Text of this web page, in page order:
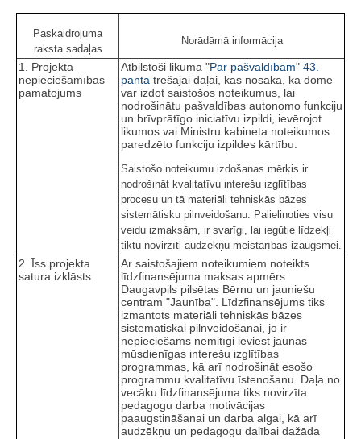
Paskaidrojuma
raksta sadaļas
Norādāmā informācija
1. Projekta
nepieciešamības
pamatojums
Atbilstoši likuma "Par pašvaldībām" 43.
panta trešajai daļai, kas nosaka, ka dome
var izdot saistošos noteikumus, lai
nodrošinātu pašvaldības autonomo funkciju
un brīvprātīgo iniciatīvu izpildi, ievērojot
likumos vai Ministru kabineta noteikumos
paredzēto funkciju izpildes kārtību.
Saistošo noteikumu izdošanas mērķis ir
nodrošināt kvalitatīvu interešu izglītības
procesu un tā materiāli tehniskās bāzes
sistemātisku pilnveidošanu. Palielinoties visu
veidu izmaksām, ir svarīgi, lai iegūtie līdzekļi
tiktu novirzīti audzēkņu meistarības izaugsmei.
2. Īss projekta
satura izklāsts
Ar saistošajiem noteikumiem noteikts
līdzfinansējuma maksas apmērs
Daugavpils pilsētas Bērnu un jauniešu
centram "Jaunība". Līdzfinansējums tiks
izmantots materiāli tehniskās bāzes
sistemātiskai pilnveidošanai, jo ir
nepieciešams nemitīgi ieviest jaunas
mūsdienīgas interešu izglītības
programmas, kā arī nodrošināt esošo
programmu kvalitatīvu īstenošanu. Daļa no
vecāku līdzfinansējuma tiks novirzīta
pedagogu darba motivācijas
paaugstināšanai un darba algai, kā arī
audzēkņu un pedagogu dalībai dažāda